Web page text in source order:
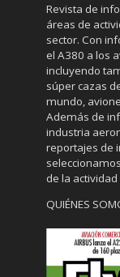
Revista de
áreas de
sector. Con
el A380 a los
incluyendo
súper cazas
mundo,
Además de
industria
reportajes de
de la
QUIÉNES